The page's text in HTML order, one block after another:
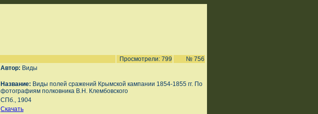
Просмотрели: 799
№ 756
Автор: Виды
Название: Виды полей сражений Крымской кампании 1854-1855 гг. По
фотографиям полковника В.Н. Клембовского
СПб., 1904
Скачать